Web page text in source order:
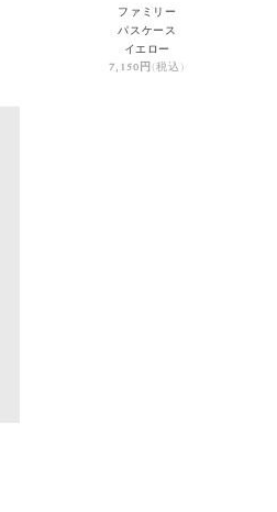
ファミリー
パスケース
イエロー
7,150円(税込)